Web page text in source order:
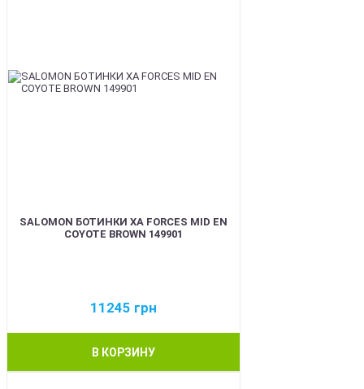
SALOMON БОТИНКИ XA FORCES MID EN
COYOTE BROWN 149901
11245 грн
В КОРЗИНУ